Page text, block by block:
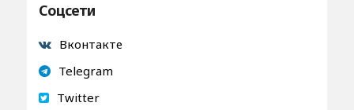
Соцсети
Вконтакте
Telegram
Twitter